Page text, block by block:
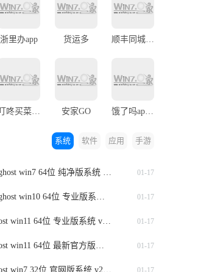
浙里办app 货运多 顺丰同城急送骑手app
安家GO 饿了吗app最新版
手游
应用
软件
系统
01-17
01-17
01-17
01-17
01-17